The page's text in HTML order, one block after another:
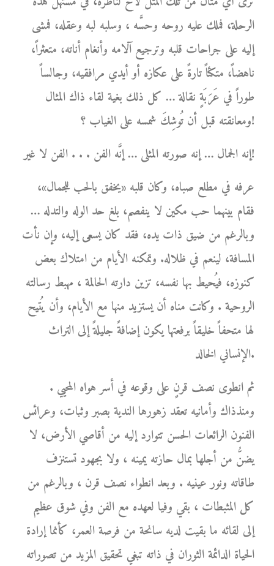
الرحلة، فملك عليه روحه وحسَّه ، وسلبه لبه وعقله، فمشى
إليه على جراحات قلبه وترجيع آلامه وأنغام أناته، متعثراً،
ناهضاً، متكئاً تارةً على عكازه أو أيدي مرافقيه، وجالساً
طوراً في عَرَبَةٍ نقالة … كل ذلك بغية لقاء ذاك المثال
ومعانقته قبل أن تُوشِكَ شمسه على الغياب ؟!
إنه الجمال … إنه صورته المثلى … إنَّه الفن . . . الفن لا غير!
عرفه في مطلع صباه، وكان قلبه «يخفق بالحب للجمال»،
فقام بينهما حب مكين لا ينفصم، بلغ حد الوله والتدله …
وبالرغم من ضيق ذات يده، فقد كان يسعى إليه، وإن نأت
المسافة، لينعم في ظلاله. وتمكنه الأيام من امتلاك بعض
كنوزه، فيُحيط بها نفسه، تزين دارته الحالمة ، مهبط رسالته
الروحية . وكانت مناه أن يستزيد منها مع الأيام، وأن يُتيح
لها متحفاً خليقاً برفعتها يكون إضافةً جليلةً إلى التراث
الإنساني الخالد.
ثم انطوى نصف قرنٍ على وقوعه في أسر هواه المحيي .
ومنذذاك وأمانيه تعقد زهورها الندية بصبر وثبات، وعرائس
الفنون الرائعات الحسن تتوارد إليه من أقاصي الأرض، لا
يضنُّ من أجلها بمال حازته يمينه ، ولا بجهود تستنزف
طاقاته ونور عينيه . وبعد انطواء نصف قرن ، وبالرغم من
كل المثبطات ، بقي وفيا لعهده مع الفن وفي شوق عظيم
إلى لقائه ما بقيت لديه سانحة من فرصة العمر، كأنما إرادة
الحياة الدائمة الثوران في ذاته تبغي تحقيق المزيد من تصوراته